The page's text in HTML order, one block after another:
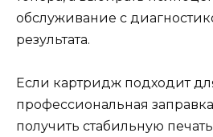
обслуживание с
результата.
Если картридж подходит
профессиональная
получить стабильную